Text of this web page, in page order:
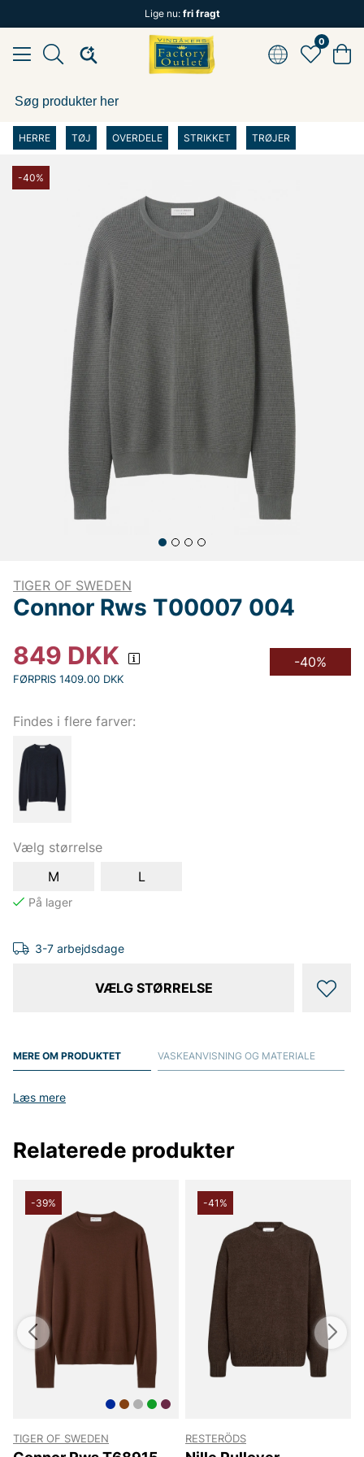
Lige nu: fri fragt
0
HERRE TØJ OVERDELE STRIKKET TRØJER
-40%
TIGER OF SWEDEN
Connor Rws T00007 004
849 DKK
FØRPRIS 1409.00 DKK
-40%
Findes i flere farver:
Vælg størrelse
M
L
3-7 arbejdsdage
VÆLG STØRRELSE
MERE OM PRODUKTET
Læs mere
VASKEANVISNING OG MATERIALE
Relaterede produkter
-39%
TIGER OF SWEDEN
-41%
RESTERÖDS